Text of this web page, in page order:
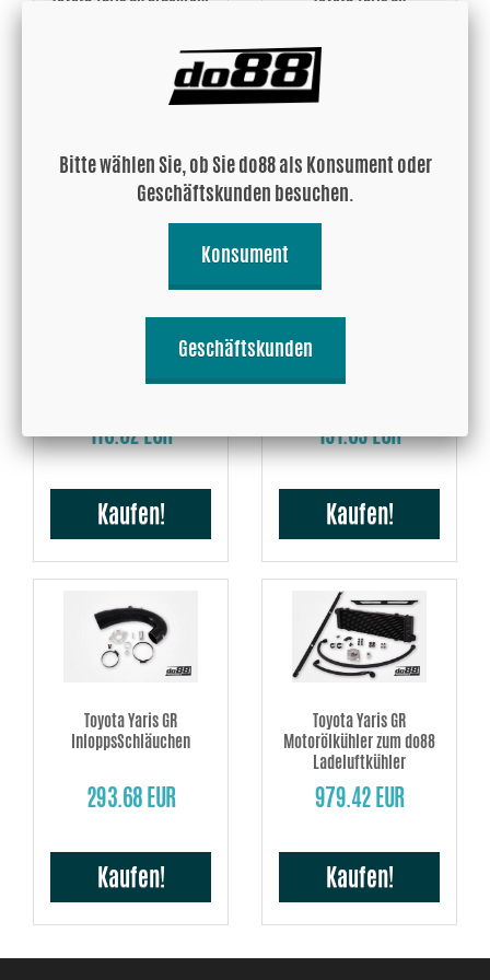
Kaufen! Kaufen!
do88 Ansaugsystem
Ersatzluftfilter, LF-200 /
116.02 EUR
Kaufen!
Toyota Yaris GR Einlassrohr
Resonator delete
151.65 EUR
Kaufen!
Toyota Yaris GR
InloppsSchläuchen
293.68 EUR
Kaufen!
Toyota Yaris GR
Motorölkühler zum do88
Ladeluftkühler
979.42 EUR
Kaufen!
Bitte wählen Sie, ob Sie do88 als Konsument oder
Geschäftskunden besuchen.
Konsument
Geschäftskunden